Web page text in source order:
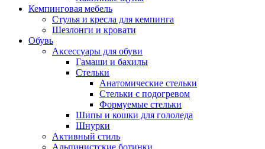
Кемпинговая мебель
Стулья и кресла для кемпинга
Шезлонги и кровати
Обувь
Аксессуары для обуви
Гамаши и бахилы
Стельки
Анатомические стельки
Стельки с подогревом
Формуемые стельки
Шипы и кошки для гололеда
Шнурки
Активный стиль
Альпинистские ботинки